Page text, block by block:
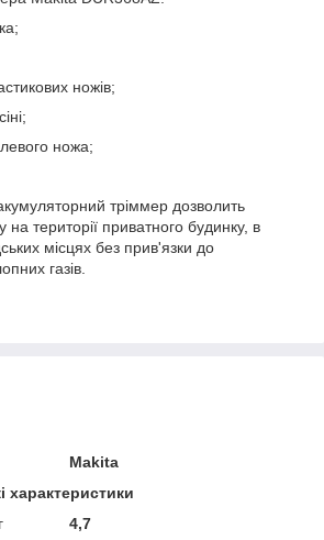
ножів;
ножа;
тріммер дозволить
на території приватного будинку, в
місцях без прив'язки до
газів.
Makita
характеристики
4,7